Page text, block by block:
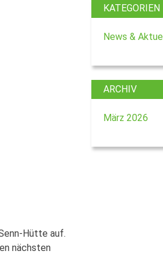
Hütte auf.
nächsten
KATEGORIEN
News &
ARCHIV
März 2026